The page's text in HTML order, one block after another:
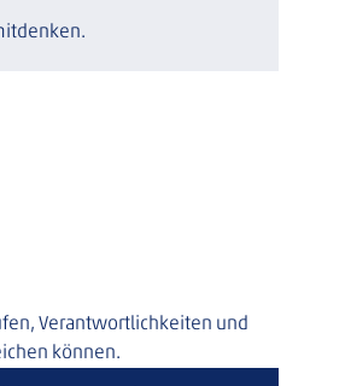
Verantwortlichkeiten und
können.